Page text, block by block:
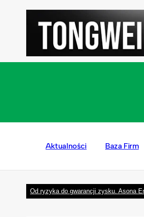
Aktualności Baza Firm
Od ryzyka do gwarancji zysku. Asona